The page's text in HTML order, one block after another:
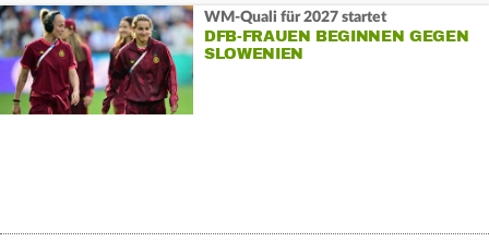
WM-Quali für 2027 startet
DFB-FRAUEN BEGINNEN GEGEN
SLOWENIEN